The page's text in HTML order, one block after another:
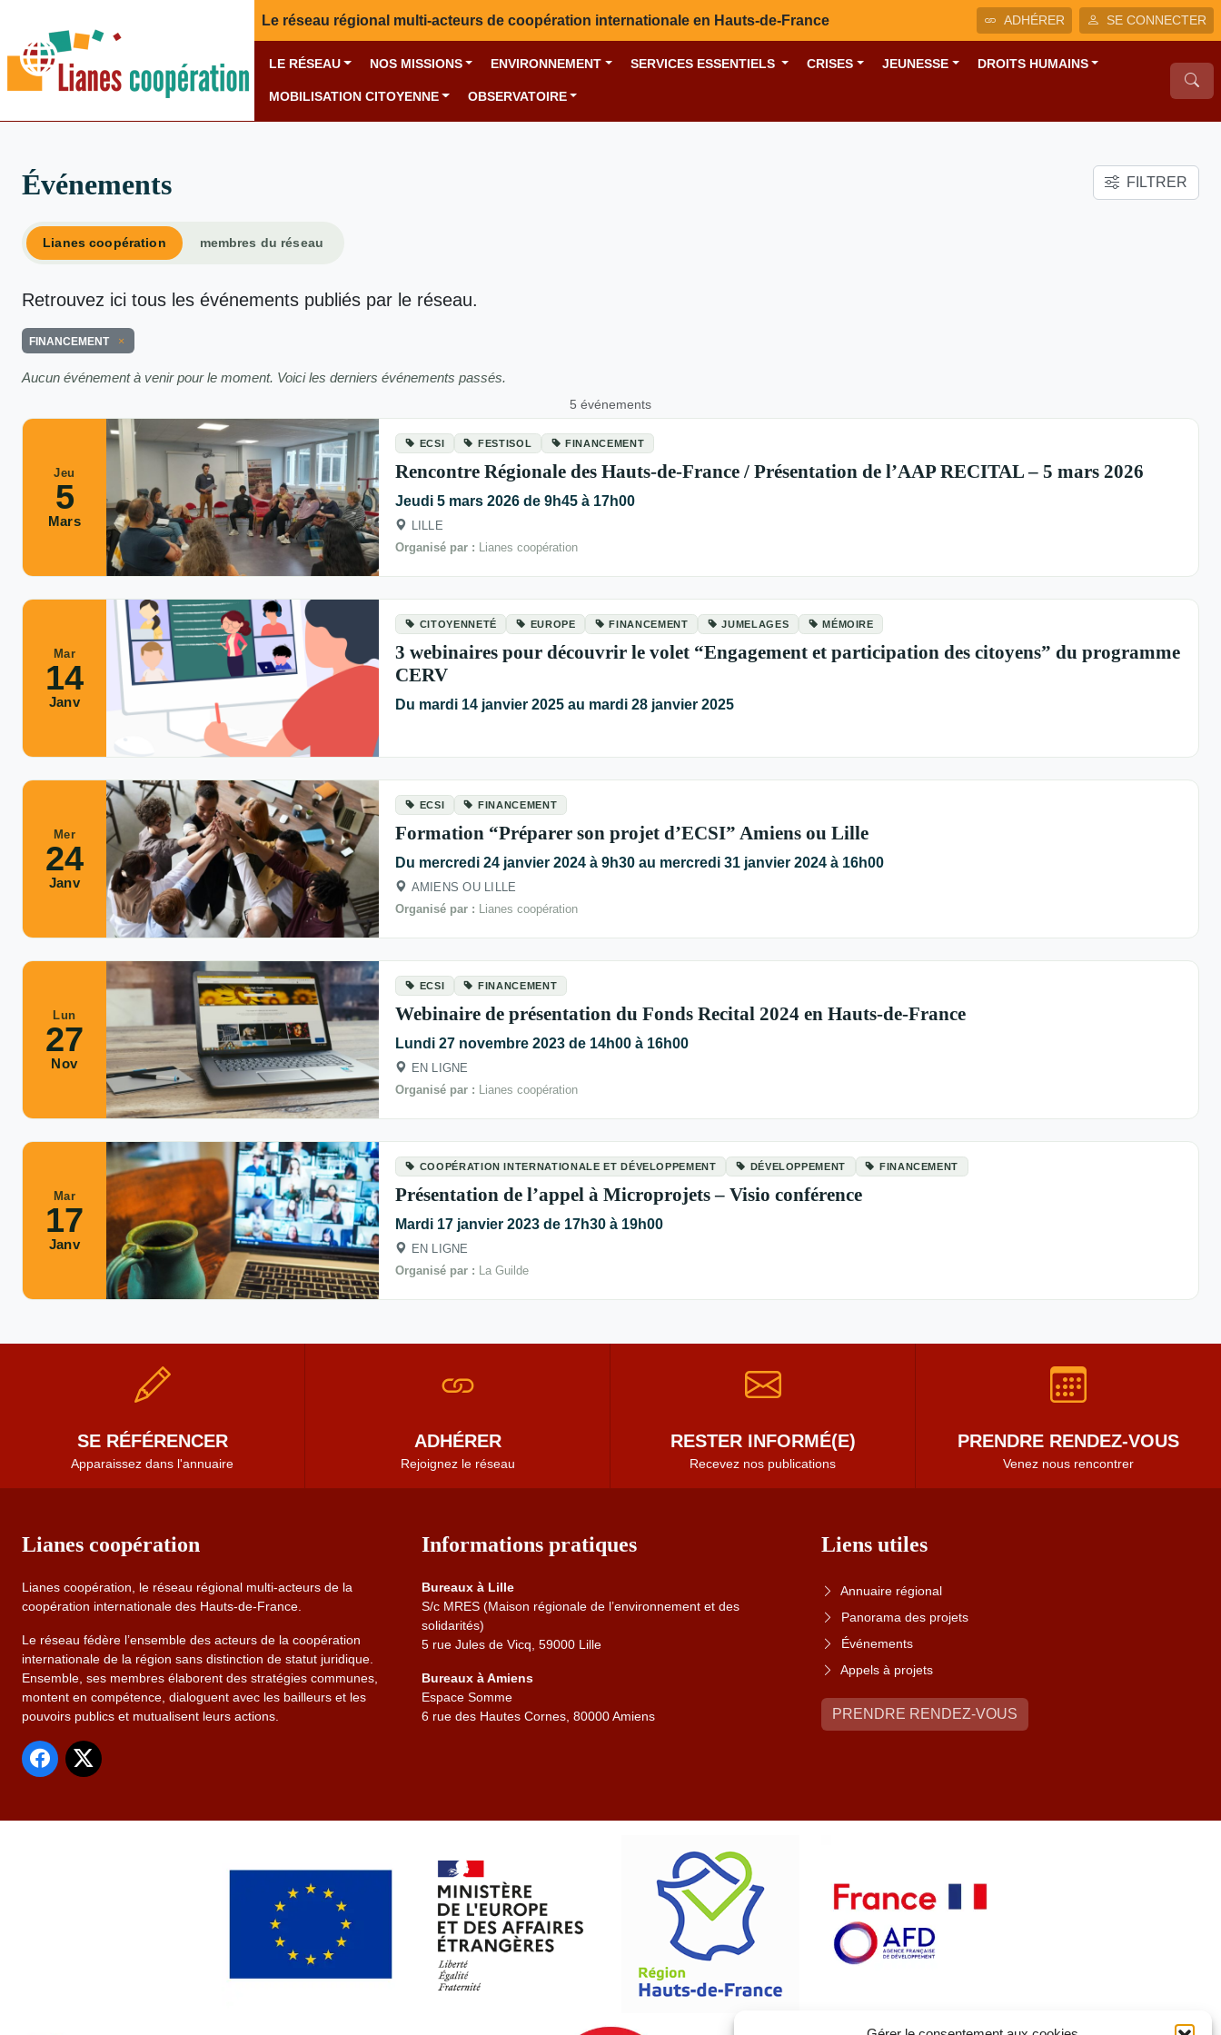
Le réseau régional multi-acteurs de coopération internationale en Hauts-de-France ADHÉRER SE CONNECTER
LE RÉSEAU NOS MISSIONS ENVIRONNEMENT SERVICES ESSENTIELS CRISES JEUNESSE DROITS HUMAINS
MOBILISATION CITOYENNE OBSERVATOIRE
Événements FILTRER
Lianes coopération membres du réseau
Retrouvez ici tous les événements publiés par le réseau.
FINANCEMENT
Aucun événement à venir pour le moment. Voici les derniers événements passés.
5 événements
Jeu
5
Mars
ECSI FESTISOL FINANCEMENT
Rencontre Régionale des Hauts-de-France / Présentation de l’AAP RECITAL – 5 mars 2026
Jeudi 5 mars 2026 de 9h45 à 17h00
LILLE
Organisé par : Lianes coopération
Mar
14
Janv
CITOYENNETÉ EUROPE FINANCEMENT JUMELAGES MÉMOIRE
3 webinaires pour découvrir le volet “Engagement et participation des citoyens” du programme
CERV
Du mardi 14 janvier 2025 au mardi 28 janvier 2025
Mer
24
Janv
ECSI FINANCEMENT
Formation “Préparer son projet d’ECSI” Amiens ou Lille
Du mercredi 24 janvier 2024 à 9h30 au mercredi 31 janvier 2024 à 16h00
AMIENS OU LILLE
Organisé par : Lianes coopération
Lun
27
Nov
ECSI FINANCEMENT
Webinaire de présentation du Fonds Recital 2024 en Hauts-de-France
Lundi 27 novembre 2023 de 14h00 à 16h00
EN LIGNE
Organisé par : Lianes coopération
Mar
17
Janv
COOPÉRATION INTERNATIONALE ET DÉVELOPPEMENT DÉVELOPPEMENT FINANCEMENT
Présentation de l’appel à Microprojets – Visio conférence
Mardi 17 janvier 2023 de 17h30 à 19h00
EN LIGNE
Organisé par : La Guilde
SE RÉFÉRENCER
Apparaissez dans l'annuaire
ADHÉRER
Rejoignez le réseau
RESTER INFORMÉ(E)
Recevez nos publications
PRENDRE RENDEZ-VOUS
Venez nous rencontrer
Lianes coopération
Lianes coopération, le réseau régional multi-acteurs de la
coopération internationale des Hauts-de-France.
Le réseau fédère l’ensemble des acteurs de la coopération
internationale de la région sans distinction de statut juridique.
Ensemble, ses membres élaborent des stratégies communes,
montent en compétence, dialoguent avec les bailleurs et les
pouvoirs publics et mutualisent leurs actions.
Informations pratiques
Bureaux à Lille
S/c MRES (Maison régionale de l’environnement et des
solidarités)
5 rue Jules de Vicq, 59000 Lille
Bureaux à Amiens
Espace Somme
6 rue des Hautes Cornes, 80000 Amiens
Liens utiles
Annuaire régional
Panorama des projets
Événements
Appels à projets
PRENDRE RENDEZ-VOUS